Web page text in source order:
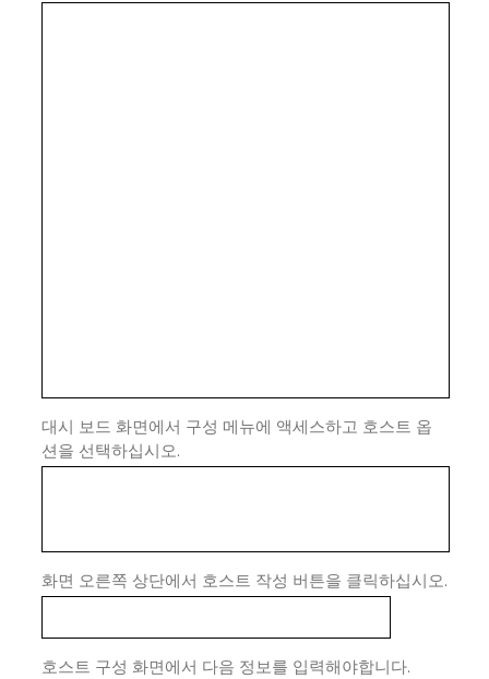
대시 보드 화면에서 구성 메뉴에 액세스하고 호스트 옵
션을 선택하십시오.
화면 오른쪽 상단에서 호스트 작성 버튼을 클릭하십시오.
호스트 구성 화면에서 다음 정보를 입력해야합니다.